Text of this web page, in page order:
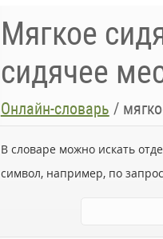
Мягкое
сидячее
Онлайн-словарь /
В словаре можно искать
символ, например, по